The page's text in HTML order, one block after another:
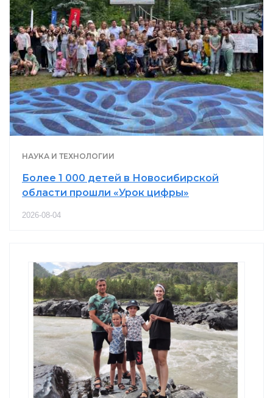
НАУКА И ТЕХНОЛОГИИ
Более 1 000 детей в Новосибирской
области прошли «Урок цифры»
2026-08-04